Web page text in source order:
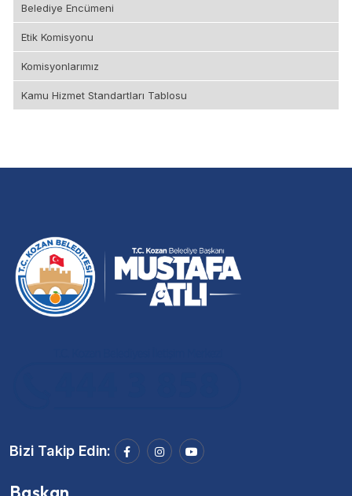
Belediye Encümeni
Etik Komisyonu
Komisyonlarımız
Kamu Hizmet Standartları Tablosu
Bizi Takip Edin: